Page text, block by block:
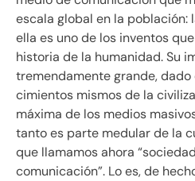
escala global en la población:
ella es uno de los inventos
historia de la humanidad. Su
tremendamente grande, dado
cimientos mismos de la
máxima de los medios
tanto es parte medular de la
que llamamos ahora
comunicación”. Lo es, de